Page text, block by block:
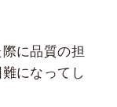
に品質の担
になってし